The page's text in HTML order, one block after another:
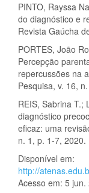
PINTO, Rayssa
do diagnóstico e
Revista Gaúcha
PORTES, João
Percepção
repercussões na
Pesquisa, v. 16,
REIS, Sabrina T.;
diagnóstico
eficaz: uma
n. 1, p. 1-7, 2020.
Disponível em:
http://
Acesso em: 5 jun.